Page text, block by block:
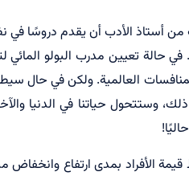
من أستاذ الأدب أن يقدم دروسًا في
حالة تعيين مدرب البولو المائي
العالمية. ولكن في حال
وستتحول حياتنا في الدنيا
الأفراد بمدى ارتفاع وانخفاض